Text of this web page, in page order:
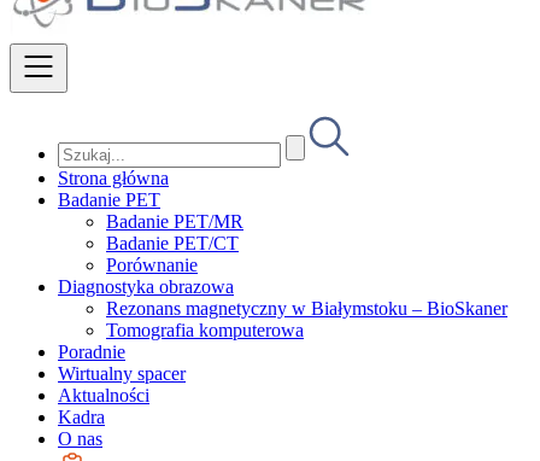
Strona główna
Badanie PET
Badanie PET/MR
Badanie PET/CT
Porównanie
Diagnostyka obrazowa
Rezonans magnetyczny w Białymstoku – BioSkaner
Tomografia komputerowa
Poradnie
Wirtualny spacer
Aktualności
Kadra
O nas